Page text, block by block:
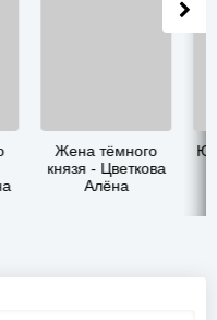
Южная пустошь -
3 - Цветкова
Алёна